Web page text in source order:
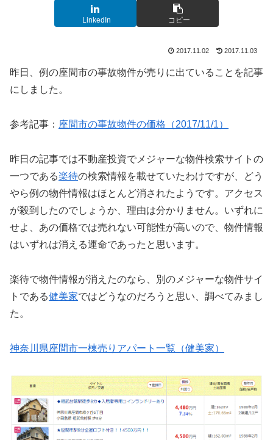
LinkedIn コピー
2017.11.02 2017.11.03
昨日、例の座間市の事故物件が売りに出ていることを記事
にしました。
参考記事： 座間市の事故物件の価格（2017/11/1）
昨日の記事では不動産投資でメジャーな物件検索サイトの
一つである楽待の検索情報を載せていたわけですが、どう
やら例の物件情報はほとんど消されたようです。アクセス
が殺到したのでしょうか、理由は分かりません。いずれに
せよ、あの価格では売れない可能性が高いので、物件情報
はいずれは消える運命であったと思います。
楽待で物件情報が消えたのなら、別のメジャーな物件サイ
トである健美家ではどうなのだろうと思い、調べてみまし
た。
神奈川県座間市一棟売りアパート一覧（健美家）